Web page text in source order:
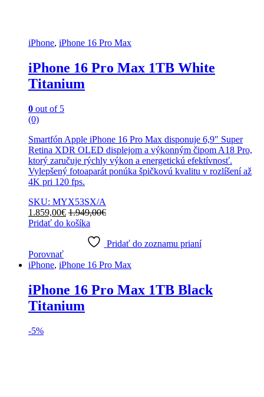
iPhone, iPhone 16 Pro Max
iPhone 16 Pro Max 1TB White
Titanium
0 out of 5
(0)
Smartfón Apple iPhone 16 Pro Max disponuje 6,9″ Super
Retina XDR OLED displejom a výkonným čipom A18 Pro,
ktorý zaručuje rýchly výkon a energetickú efektívnosť.
Vylepšený fotoaparát ponúka špičkovú kvalitu v rozlíšení až
4K pri 120 fps.
SKU: MYX53SX/A
1.859,00€ 1.949,00€
Pridať do košíka
Pridať do zoznamu prianí
Porovnať
iPhone, iPhone 16 Pro Max
iPhone 16 Pro Max 1TB Black
Titanium
-5%